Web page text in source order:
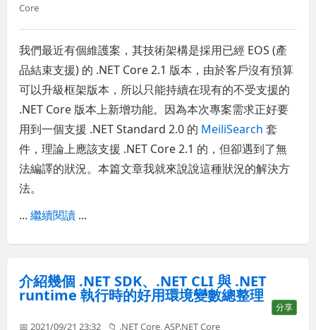
Core
我們最近有個維護案，其技術架構是採用已經 EOS (產
品結束支援) 的 .NET Core 2.1 版本，由於客戶沒有預算
可以升級框架版本，所以只能持續在現有的不受支援的
.NET Core 版本上新增功能。因為本次專案需求正好要
用到一個支援 .NET Standard 2.0 的 MeiliSearch 套
件，理論上應該支援 .NET Core 2.1 的，但卻遇到了無
法編譯的狀況。本篇文章我就來說說這種狀況的解決方
法。
...繼續閱讀 ...
介紹幾個 .NET SDK、.NET CLI 與 .NET
runtime 執行時的好用環境變數總整理
分享
📅 2021/09/21 23:32 📁 .NET Core,ASP.NET Core